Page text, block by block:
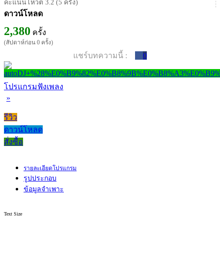
คะแนนโหวต 3.2 (5 ครั้ง)
ดาวน์โหลด
2,380 ครั้ง
(สัปดาห์ก่อน 0 ครั้ง)
แชร์บทความนี้ : 0
โปรแกรมฟังเพลง
»
รีวิว
ดาวน์โหลด
สั่งซื้อ
รายละเอียดโปรแกรม
รูปประกอบ
ข้อมูลจำเพาะ
Text Size